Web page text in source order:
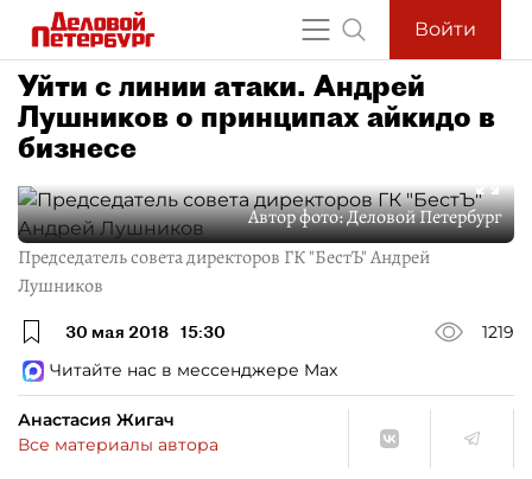
Войти
Уйти с линии атаки. Андрей
Лушников о принципах айкидо в
бизнесе
Автор фото:Деловой Петербург
Председатель совета директоров ГК "БестЪ" Андрей
Лушников
30 мая 2018 15:30
1219
Читайте нас в мессенджере Max
Анастасия Жигач
Все материалы автора